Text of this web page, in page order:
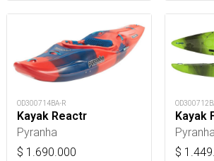
OD300714BA-R
Kayak Reactr
Pyranha
$ 1.690.000
Kayak
Pyranha
$